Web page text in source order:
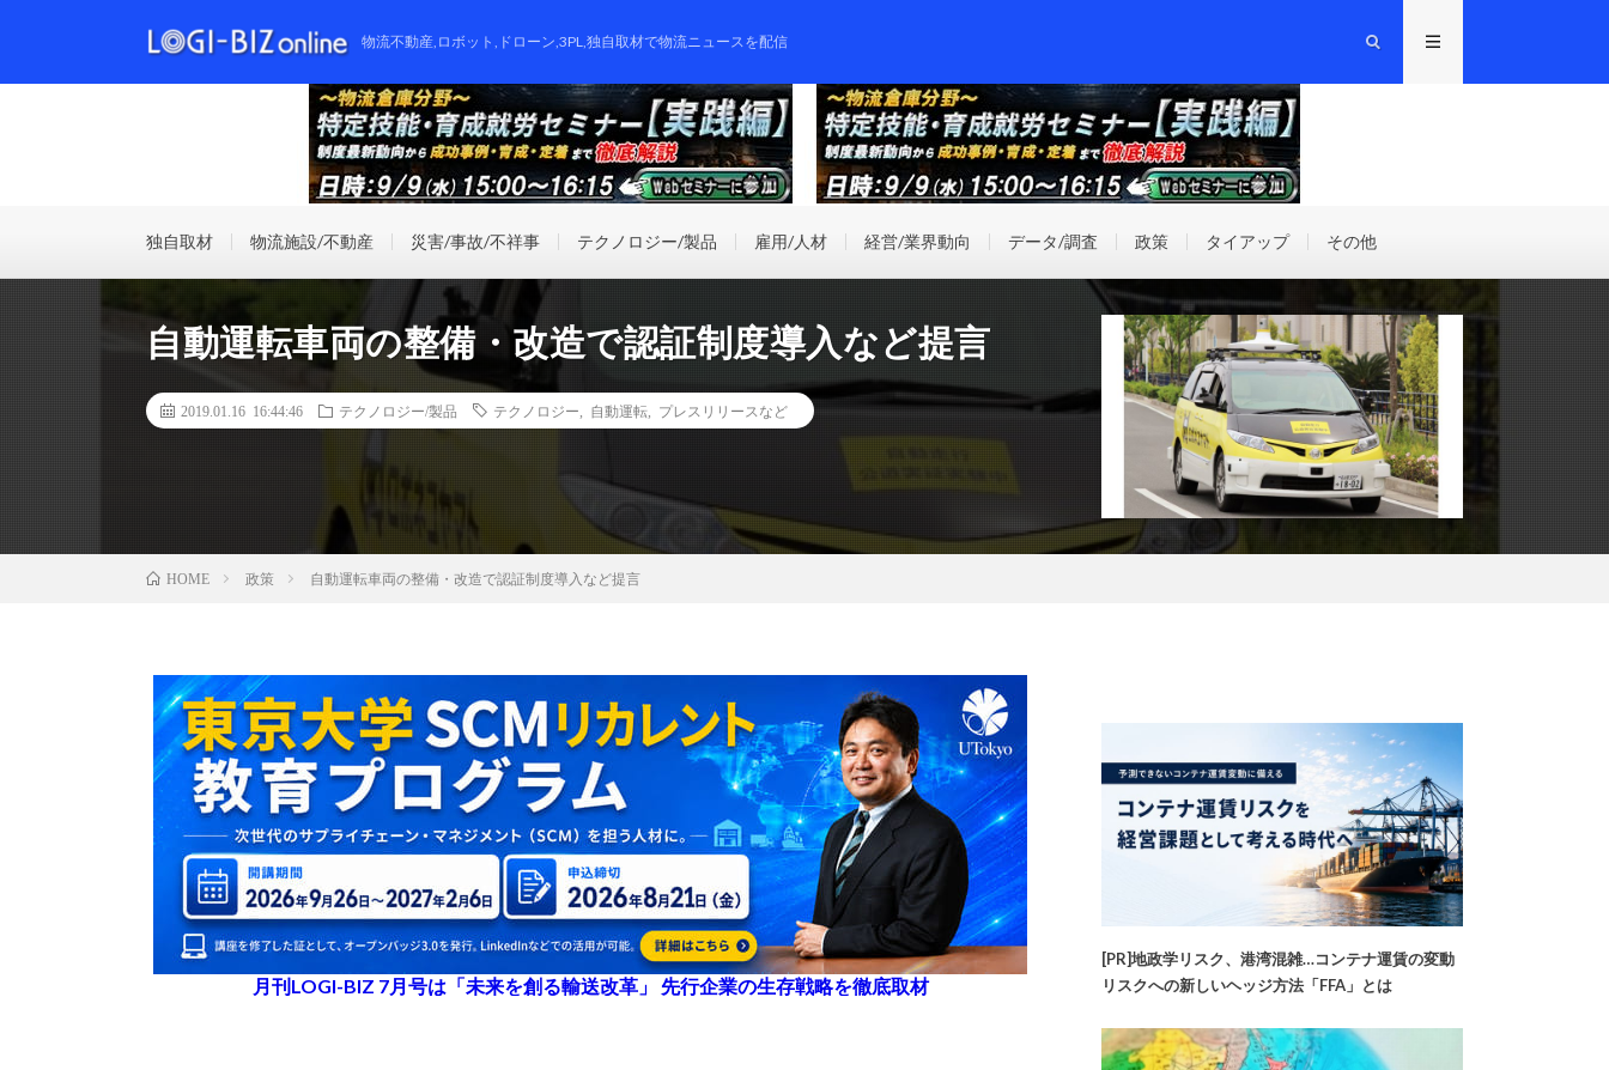
物流不動産,ロボット,ドローン,3PL,独自取材で物流ニュースを配信
独自取材 物流施設/不動産 災害/事故/不祥事 テクノロジー/製品 雇用/人材 経営/業界動向 データ/調査 政策 タイアップ その他
自動運転車両の整備・改造で認証制度導入など提言
2019.01.16 16:44:46 テクノロジー/製品 テクノロジー 自動運転 プレスリリースなど
HOME 政策 自動運転車両の整備・改造で認証制度導入など提言
月刊LOGI-BIZ 7月号は「未来を創る輸送改革」 先行企業の生存戦略を徹底取材
[PR]地政学リスク、港湾混雑…コンテナ運賃の変動
リスクへの新しいヘッジ方法「FFA」とは